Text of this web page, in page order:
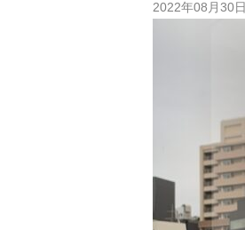
2022年08月30日